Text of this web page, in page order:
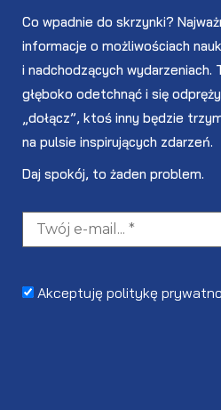
Co wpadnie do skrzynki?
informacje o możliwościach
i nadchodzących wydarzeniach.
głęboko odetchnąć i się
„dołącz”, ktoś inny będzie
na pulsie inspirujących zdarzeń.
Daj spokój, to żaden problem.
Akceptuję politykę